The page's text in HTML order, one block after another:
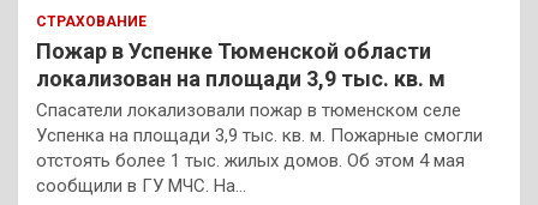
СТРАХОВАНИЕ
Пожар в Успенке Тюменской области
локализован на площади 3,9 тыс. кв. м
Спасатели локализовали пожар в тюменском селе
Успенка на площади 3,9 тыс. кв. м. Пожарные смогли
отстоять более 1 тыс. жилых домов. Об этом 4 мая
сообщили в ГУ МЧС. На…